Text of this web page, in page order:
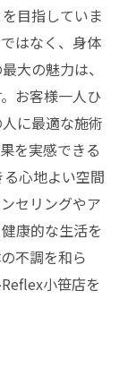
目指していま
はなく、身体
大の魅力は、
お客様一人ひ
に最適な施術
を実感できる
心地よい空間
セリングやア
康的な生活を
不調を和ら
小笹店を